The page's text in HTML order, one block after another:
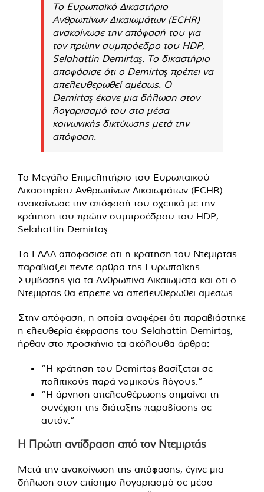
Το Ευρωπαϊκό Δικαστήριο
Ανθρωπίνων Δικαιωμάτων (ECHR)
ανακοίνωσε την απόφασή του για
τον πρώην συμπρόεδρο του HDP,
Selahattin Demirtaş. Το δικαστήριο
αποφάσισε ότι ο Demirtaş πρέπει να
απελευθερωθεί αμέσως. Ο
Demirtaş έκανε μια δήλωση στον
λογαριασμό του στα μέσα
κοινωνικής δικτύωσης μετά την
απόφαση.
Το Μεγάλο Επιμελητήριο του Ευρωπαϊκού
Δικαστηρίου Ανθρωπίνων Δικαιωμάτων (ECHR)
ανακοίνωσε την απόφασή του σχετικά με την
κράτηση του πρώην συμπροέδρου του HDP,
Selahattin Demirtaş.
Το ΕΔΑΔ αποφάσισε ότι η κράτηση του Ντεμιρτάς
παραβιάζει πέντε άρθρα της Ευρωπαϊκής
Σύμβασης για τα Ανθρώπινα Δικαιώματα και ότι ο
Ντεμιρτάς θα έπρεπε να απελευθερωθεί αμέσως.
Στην απόφαση, η οποία αναφέρει ότι παραβιάστηκε
η ελευθερία έκφρασης του Selahattin Demirtaş,
ήρθαν στο προσκήνιο τα ακόλουθα άρθρα:
“Η κράτηση του Demirtaş βασίζεται σε
πολιτικούς παρά νομικούς λόγους.”
“Η άρνηση απελευθέρωσης σημαίνει τη
συνέχιση της διάταξης παραβίασης σε
αυτόν.”
Η Πρώτη αντίδραση από τον Ντεμιρτάς
Μετά την ανακοίνωση της απόφασης, έγινε μια
δήλωση στον επίσημο λογαριασμό σε μέσο